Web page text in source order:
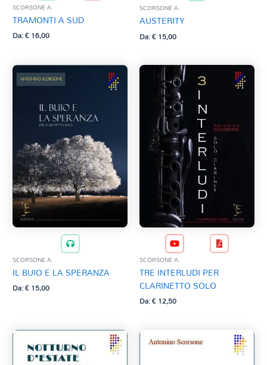
SCORSONE A.
TRAMONTI A SUD
Da:€16,00
SCORSONE A.
AUSTERITY
Da:€15,00
SCORSONE A.
IL BUIO E LA SPERANZA
Da:€15,00
SCORSONE A.
TRE INTERLUDI PER
CLARINETTO SOLO
Da:€12,50